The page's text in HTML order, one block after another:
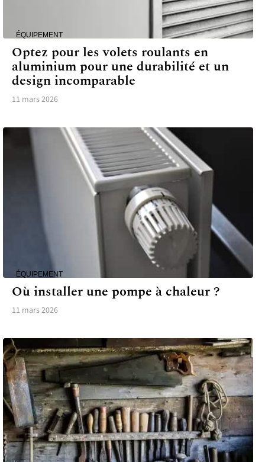
ÉQUIPEMENT
Optez pour les volets roulants en
aluminium pour une durabilité et un
design incomparable
11 mars 2026
ÉQUIPEMENT
Où installer une pompe à chaleur ?
11 mars 2026